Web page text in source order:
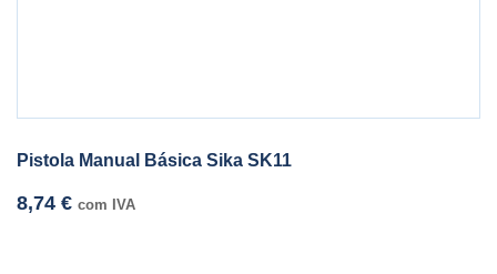
Pistola Manual Básica Sika SK11
8,74 € com IVA